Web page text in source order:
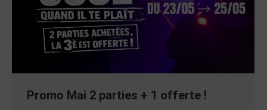
Promo Mai 2 parties + 1 offerte !